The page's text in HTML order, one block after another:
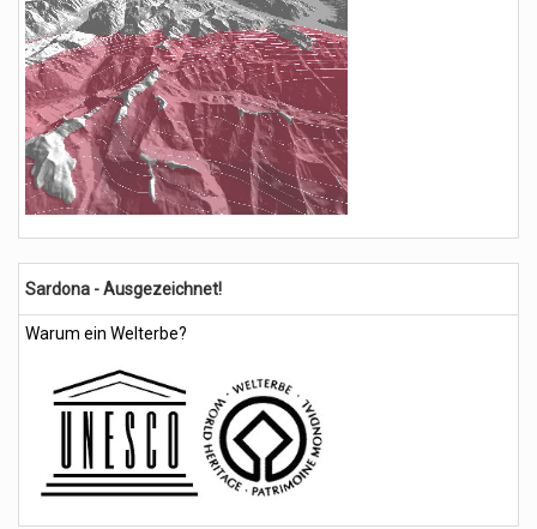
Sardona - Ausgezeichnet!
Warum ein Welterbe?